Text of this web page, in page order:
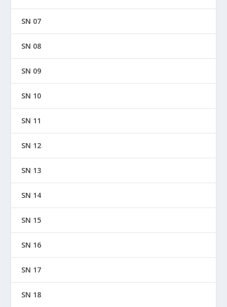
SN 07
SN 08
SN 09
SN 10
SN 11
SN 12
SN 13
SN 14
SN 15
SN 16
SN 17
SN 18